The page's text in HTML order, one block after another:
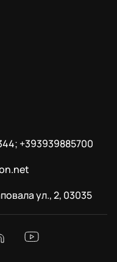
+393939885700
ул., 2, 03035